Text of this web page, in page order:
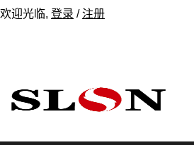
欢迎光临, 登录 / 注册